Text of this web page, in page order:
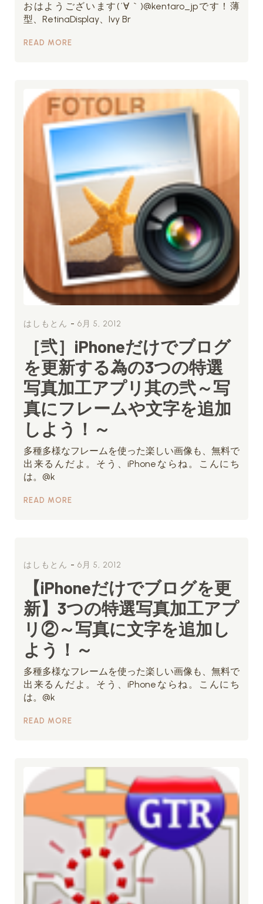
おはようございます(´∀｀)@kentaro_jpです！薄
型、RetinaDisplay、Ivy Br
READ MORE
はしもとん - 6月 5, 2012
［弐］iPhoneだけでブログ
を更新する為の3つの特選
写真加工アプリ其の弐～写
真にフレームや文字を追加
しよう！～
多種多様なフレームを使った楽しい画像も、無料で
出来るんだよ。そう、iPhoneならね。こんにち
は。@k
READ MORE
はしもとん - 6月 5, 2012
【iPhoneだけでブログを更
新】3つの特選写真加工アプ
リ②～写真に文字を追加し
よう！～
多種多様なフレームを使った楽しい画像も、無料で
出来るんだよ。そう、iPhoneならね。こんにち
は。@k
READ MORE